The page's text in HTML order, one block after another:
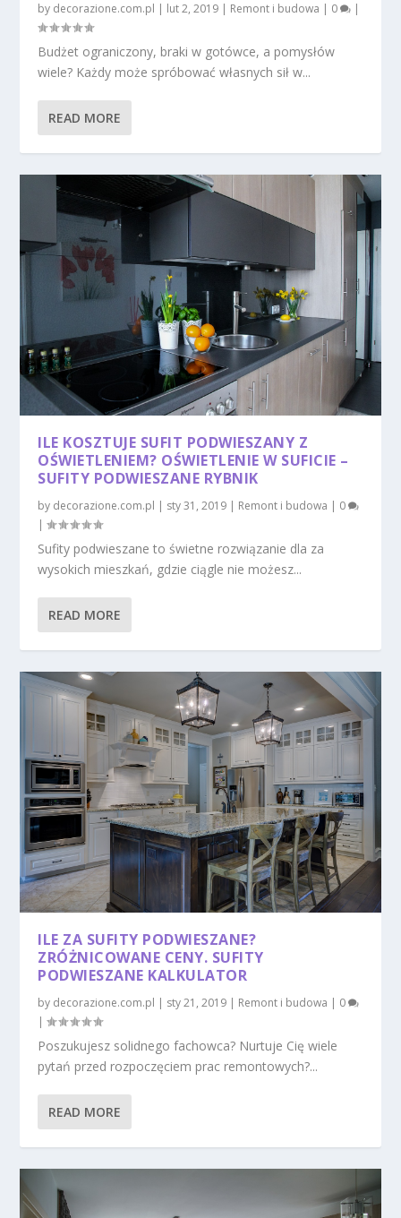
by decorazione.com.pl lut 2, 2019 Remont i budowa 0
Budżet ograniczony, braki w gotówce, a pomysłów
wiele? Każdy może spróbować własnych sił w...
READ MORE
ILE KOSZTUJE SUFIT PODWIESZANY Z
OŚWIETLENIEM? OŚWIETLENIE W SUFICIE –
SUFITY PODWIESZANE RYBNIK
by decorazione.com.pl | sty 31, 2019 | Remont i budowa | 0
|
Sufity podwieszane to świetne rozwiązanie dla za
wysokich mieszkań, gdzie ciągle nie możesz...
READ MORE
ILE ZA SUFITY PODWIESZANE?
ZRÓŻNICOWANE CENY. SUFITY
PODWIESZANE KALKULATOR
by decorazione.com.pl | sty 21, 2019 | Remont i budowa | 0
|
Poszukujesz solidnego fachowca? Nurtuje Cię wiele
pytań przed rozpoczęciem prac remontowych?...
READ MORE